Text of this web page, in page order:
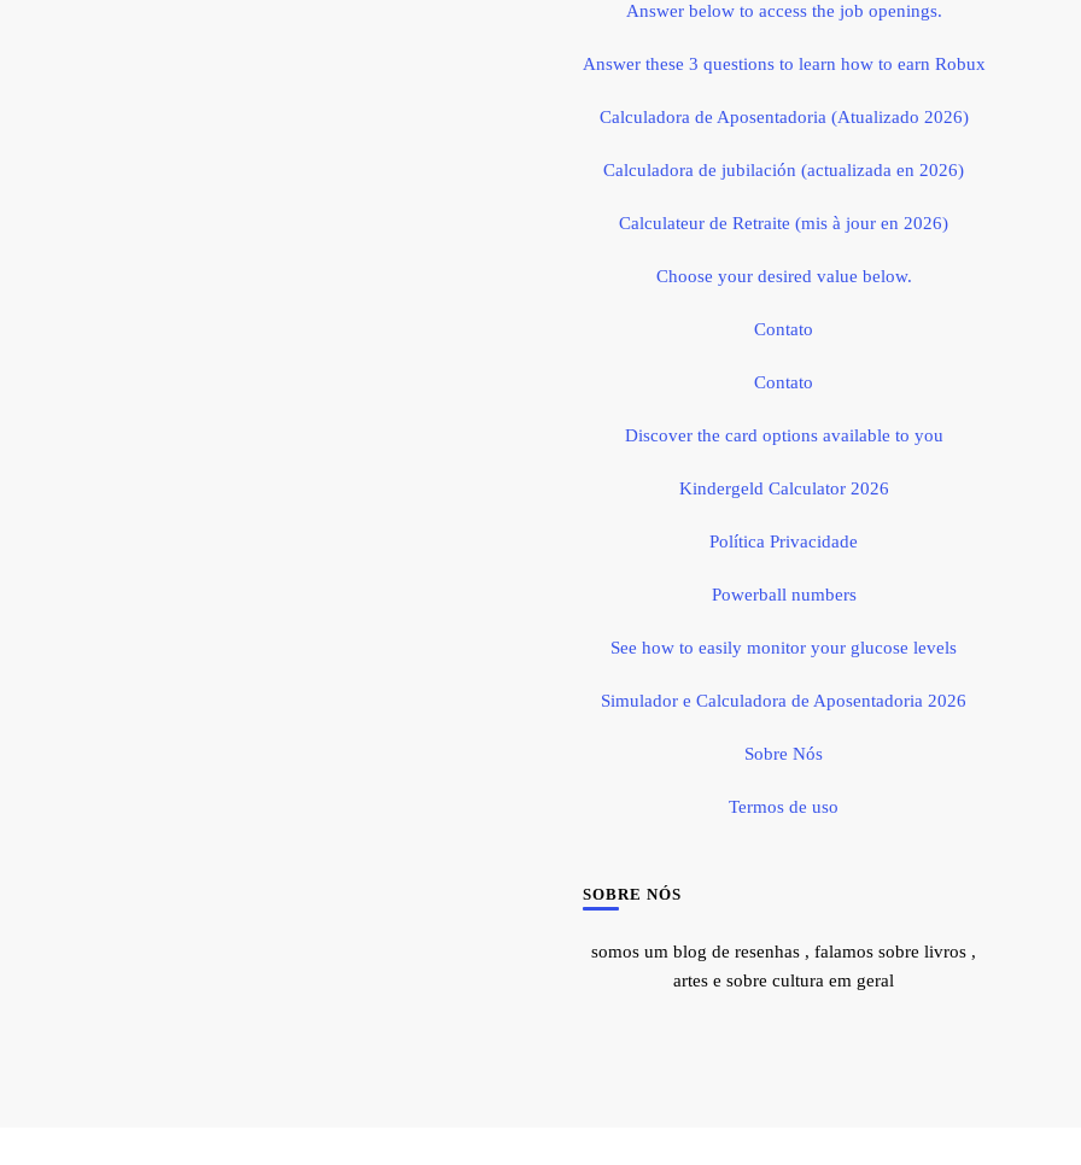
Answer below to access the job openings.
Answer these 3 questions to learn how to earn Robux
Calculadora de Aposentadoria (Atualizado 2026)
Calculadora de jubilación (actualizada en 2026)
Calculateur de Retraite (mis à jour en 2026)
Choose your desired value below.
Contato
Contato
Discover the card options available to you
Kindergeld Calculator 2026
Política Privacidade
Powerball numbers
See how to easily monitor your glucose levels
Simulador e Calculadora de Aposentadoria 2026
Sobre Nós
Termos de uso
SOBRE NÓS
somos um blog de resenhas , falamos sobre livros ,
artes e sobre cultura em geral